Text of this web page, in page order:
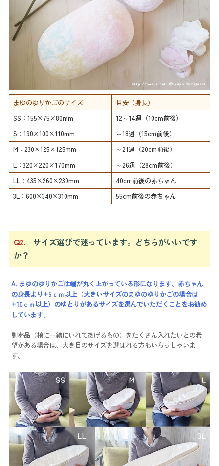
まゆのゆりかごのサイズ
目安（身長）
SS：155×75×80mm
12～14週（10cm前後）
S：190×100×110mm
～18週（15cm前後）
M：230×125×125mm
～21週（20cm前後）
L：320×220×170mm
～26週（28cm前後）
LL：435×260×239mm
40cm前後の赤ちゃん
3L：600×340×310mm
55cm前後の赤ちゃん
Q2. サイズ選びで迷っています。どちらがいいです
か？
A. まゆのゆりかごは端が丸く上がっている形になります。赤ちゃん
の身長より+5ｃｍ以上（大きいサイズのまゆのゆりかごの場合は
+10ｃｍ以上）のゆとりがあるサイズを選んでいただくことをお勧め
しています。
副葬品（棺に一緒にいれてあげるもの）をたくさん入れたいとの希
望がある場合は、大き目のサイズを選ばれる方もいらっしゃいま
す。